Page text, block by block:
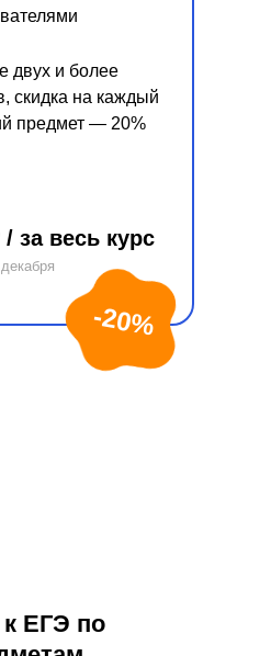
-20%
двух и более
скидка на каждый
предмет — 20%
за весь курс
к ЕГЭ по